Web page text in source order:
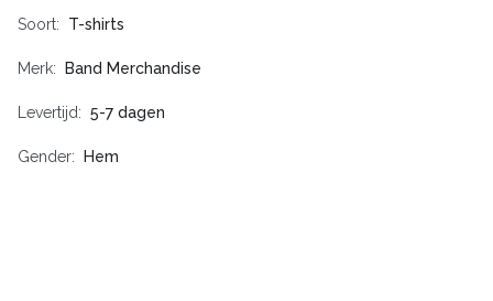
Soort T-shirts
Merk Band Merchandise
Levertijd 5-7 dagen
Gender Hem